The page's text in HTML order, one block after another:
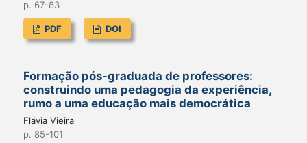
p. 67-83
PDF DOI
Formação pós-graduada de professores:
construindo uma pedagogia da experiência,
rumo a uma educação mais democrática
Flávia Vieira
p. 85-101